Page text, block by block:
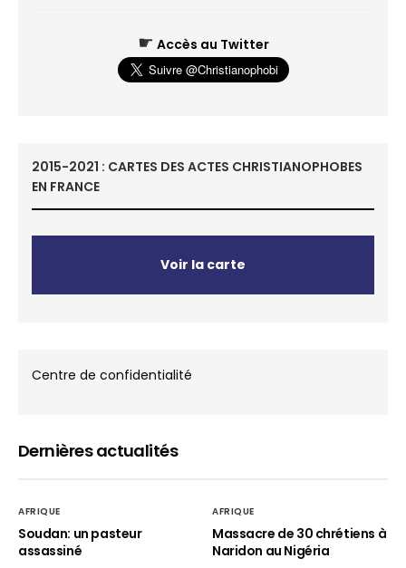
☛ Accès au Twitter
2015-2021 : CARTES DES ACTES CHRISTIANOPHOBES
EN FRANCE
Voir la carte
Centre de confidentialité
Dernières actualités
AFRIQUE
Soudan: un pasteur
assassiné
AFRIQUE
Massacre de 30 chrétiens à
Naridon au Nigéria